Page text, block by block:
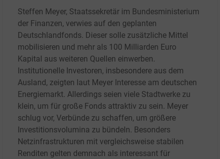
Steffen Meyer, Staatssekretär im Bundesministerium
der Finanzen, verwies auf den geplanten
Deutschlandfonds. Dieser solle zusätzliche Mittel
mobilisieren und mehr als 100 Milliarden Euro
Kapital aus weiteren Quellen einwerben.
Institutionelle Investoren, insbesondere aus dem
Ausland, zeigten laut Meyer Interesse am deutschen
Energiemarkt. Allerdings seien viele Stadtwerke zu
klein, um für große Fonds attraktiv zu sein. Meyer
schlug vor, Verbünde zu schaffen, um größere
Investitionsvolumina zu bündeln. Besonders
Netzinfrastrukturen mit vergleichsweise stabilen
Renditen gelten demnach als interessant für